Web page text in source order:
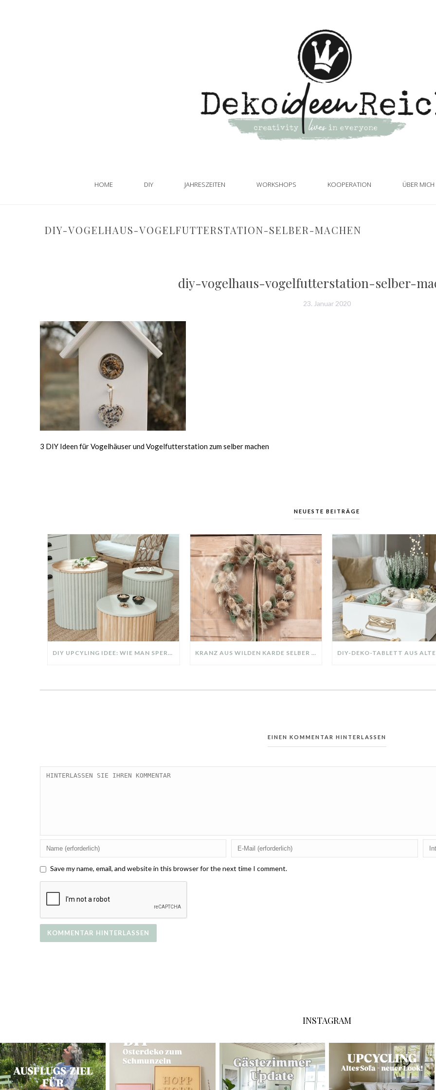
HOME DIY JAHRESZEITEN WORKSHOPS KOOPERATION ÜBER
DIY-VOGELHAUS-VOGELFUTTERSTATION-SELBER-MACHEN
diy-vogelhaus-vogelfutterstation-selber-
23. Januar 2020
3 DIY Ideen für Vogelhäuser und Vogelfutterstation zum selber machen
NEUESTE BEITRÄGE
DIY UPCYLING IDEE: WIE MAN SPERRMÜLL IN EIN DESIGNER TEIL VERWANDELT KRANZ AUS WILDEN KARDE SELBER MACHEN: HERBSTDEKO GANZ EINFACH
EINEN KOMMENTAR HINTERLASSEN
Save my name, email, and website in this browser for the next time I comment.
INSTAGRAM